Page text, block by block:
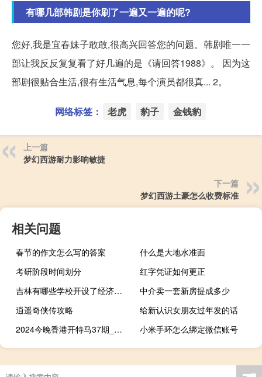
有哪几部韩剧是你刷了一遍又一遍的呢?
您好,我是宜春妹子敢敢,很高兴回答您的问题。韩剧唯一一
部让我反反复复看了好几遍的是《请回答1988》。 因为这
部剧很贴合生活,很有生活气息,每个演员都很真... 2。
网络标签： 老虎 豹子 金钱豹
上一篇
梦幻西游耐力影响敏捷
下一篇
梦幻西游土豪怎么收费标准
相关问题
春节的作文怎么写的答案
什么是大地水准面
考研阶段时间划分
红字凭证如何更正
吉林有哪些学校开设了经济统计学专业
中介卖一套新房提成多少
逍遥奇侠传攻略
给新认识女朋友过年发的话
2024今晚香港开特马37期_精选作答解释落实_安卓版824.518
小米手环怎么绑定微信账号